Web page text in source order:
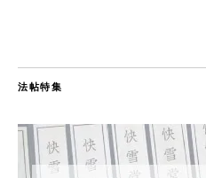
法帖特集